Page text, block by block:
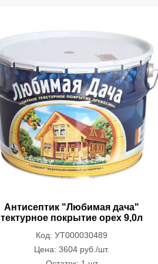
Антисептик "Любимая дача"
тектурное покрытие орех 9,0л
Код: УТ000030489
Цена: 3604 руб./шт.